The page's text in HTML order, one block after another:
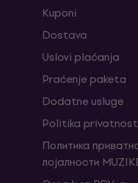
Kuponi
Dostava
Uslovi plaćanja
Praćenje paketa
Dodatne usluge
Politika
Политика
лојалности